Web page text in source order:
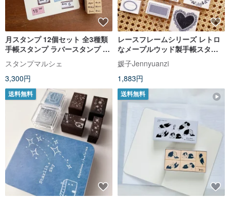
月スタンプ 12個セット 全3種類
手帳スタンプ ラバースタンプ ス
ケジュール帳 日記 日本製 b-504-
506
スタンプマルシェ
3,300円
レースフレームシリーズ レトロ
なメープルウッド製手帳スタン
プ
媛子Jennyuanzi
1,883円
送料無料 送料無料